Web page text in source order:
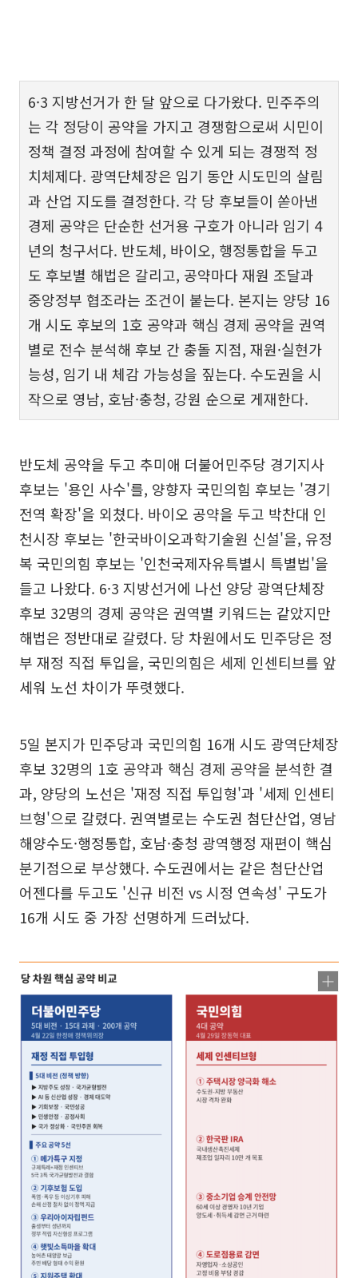
6·3 지방선거가 한 달 앞으로 다가왔다. 민주주의
는 각 정당이 공약을 가지고 경쟁함으로써 시민이
정책 결정 과정에 참여할 수 있게 되는 경쟁적 정
치체제다. 광역단체장은 임기 동안 시도민의 살림
과 산업 지도를 결정한다. 각 당 후보들이 쏟아낸
경제 공약은 단순한 선거용 구호가 아니라 임기 4
년의 청구서다. 반도체, 바이오, 행정통합을 두고
도 후보별 해법은 갈리고, 공약마다 재원 조달과
중앙정부 협조라는 조건이 붙는다. 본지는 양당 16
개 시도 후보의 1호 공약과 핵심 경제 공약을 권역
별로 전수 분석해 후보 간 충돌 지점, 재원·실현가
능성, 임기 내 체감 가능성을 짚는다. 수도권을 시
작으로 영남, 호남·충청, 강원 순으로 게재한다.
반도체 공약을 두고 추미애 더불어민주당 경기지사
후보는 '용인 사수'를, 양향자 국민의힘 후보는 '경기
전역 확장'을 외쳤다. 바이오 공약을 두고 박찬대 인
천시장 후보는 '한국바이오과학기술원 신설'을, 유정
복 국민의힘 후보는 '인천국제자유특별시 특별법'을
들고 나왔다. 6·3 지방선거에 나선 양당 광역단체장
후보 32명의 경제 공약은 권역별 키워드는 같았지만
해법은 정반대로 갈렸다. 당 차원에서도 민주당은 정
부 재정 직접 투입을, 국민의힘은 세제 인센티브를 앞
세워 노선 차이가 뚜렷했다.
5일 본지가 민주당과 국민의힘 16개 시도 광역단체장
후보 32명의 1호 공약과 핵심 경제 공약을 분석한 결
과, 양당의 노선은 '재정 직접 투입형'과 '세제 인센티
브형'으로 갈렸다. 권역별로는 수도권 첨단산업, 영남
해양수도·행정통합, 호남·충청 광역행정 재편이 핵심
분기점으로 부상했다. 수도권에서는 같은 첨단산업
어젠다를 두고도 '신규 비전 vs 시정 연속성' 구도가
16개 시도 중 가장 선명하게 드러났다.